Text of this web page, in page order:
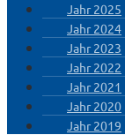
Jahr 2025
Jahr 2024
Jahr 2023
Jahr 2022
Jahr 2021
Jahr 2020
Jahr 2019